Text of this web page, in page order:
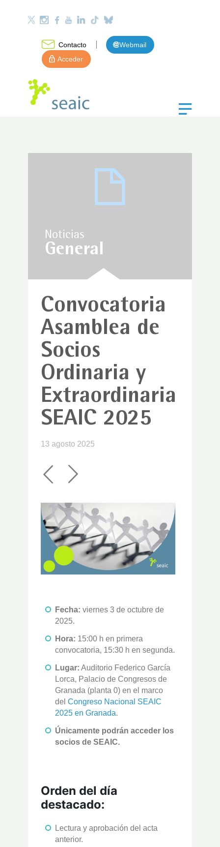
Contacto
Webmail
Acceder
Noticias
General
Convocatoria
Asamblea de
Socios
Ordinaria y
Extraordinaria
SEAIC 2025
13 agosto 2025
Fecha: viernes 3 de octubre de
2025.
Hora: 15:00 h en primera
convocatoria, 15:30 h en segunda.
Lugar: Auditorio Federico García
Lorca, Palacio de Congresos de
Granada (planta 0) en el marco
del Congreso Nacional SEAIC
2025 en Granada.
Únicamente podrán acceder los
socios de SEAIC.
Orden del día
destacado:
Lectura y aprobación del acta
anterior.